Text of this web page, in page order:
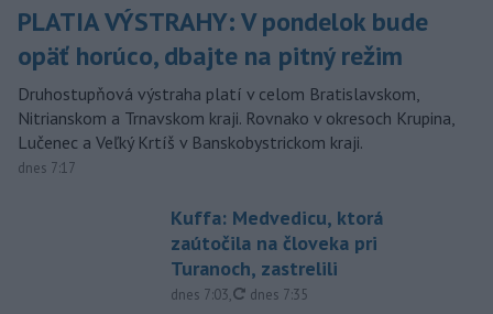
PLATIA VÝSTRAHY: V pondelok bude
opäť horúco, dbajte na pitný režim
Druhostupňová výstraha platí v celom Bratislavskom,
Nitrianskom a Trnavskom kraji. Rovnako v okresoch Krupina,
Lučenec a Veľký Krtíš v Banskobystrickom kraji.
dnes 7:17
Kuffa: Medvedicu, ktorá
zaútočila na človeka pri
Turanoch, zastrelili
dnes 7:03, aktualizované
dnes 7:35